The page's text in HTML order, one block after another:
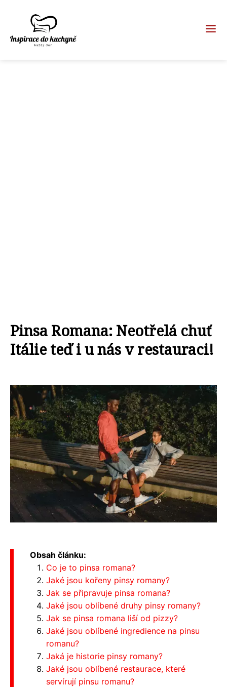
Pinsa Romana: Neotřelá chuť
Itálie teď i u nás v restauraci!
Obsah článku:
Co je to pinsa romana?
Jaké jsou kořeny pinsy romany?
Jak se připravuje pinsa romana?
Jaké jsou oblíbené druhy pinsy romany?
Jak se pinsa romana liší od pizzy?
Jaké jsou oblíbené ingredience na pinsu
romanu?
Jaká je historie pinsy romany?
Jaké jsou oblíbené restaurace, které
servírují pinsu romanu?